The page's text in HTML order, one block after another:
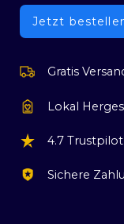
Jetzt
Gratis
Lokal
4.7 Trustpilot
Sichere